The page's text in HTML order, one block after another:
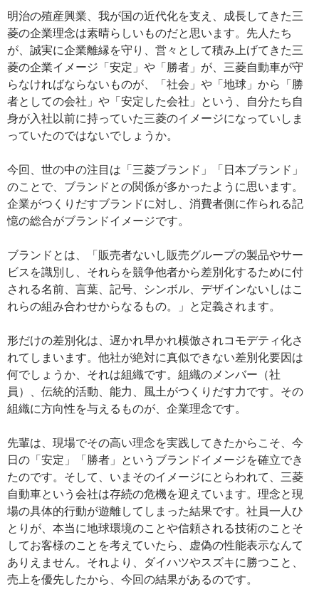
明治の殖産興業、我が国の近代化を支え、成長してきた三
菱の企業理念は素晴らしいものだと思います。先人たち
が、誠実に企業離縁を守り、営々として積み上げてきた三
菱の企業イメージ「安定」や「勝者」が、三菱自動車が守
らなければならないものが、「社会」や「地球」から「勝
者としての会社」や「安定した会社」という、自分たち自
身が入社以前に持っていた三菱のイメージになっていしま
っていたのではないでしょうか。
今回、世の中の注目は「三菱ブランド」「日本ブランド」
のことで、ブランドとの関係が多かったように思います。
企業がつくりだすブランドに対し、消費者側に作られる記
憶の総合がブランドイメージです。
ブランドとは、「販売者ないし販売グループの製品やサー
ビスを識別し、それらを競争他者から差別化するために付
される名前、言葉、記号、シンボル、デザインないしはこ
れらの組み合わせからなるもの。」と定義されます。
形だけの差別化は、遅かれ早かれ模倣されコモデティ化さ
れてしまいます。他社が絶対に真似できない差別化要因は
何でしょうか、それは組織です。組織のメンバー（社
員）、伝統的活動、能力、風土がつくりだす力です。その
組織に方向性を与えるものが、企業理念です。
先輩は、現場でその高い理念を実践してきたからこそ、今
日の「安定」「勝者」というブランドイメージを確立でき
たのです。そして、いまそのイメージにとらわれて、三菱
自動車という会社は存続の危機を迎えています。理念と現
場の具体的行動が遊離してしまった結果です。社員一人ひ
とりが、本当に地球環境のことや信頼される技術のことそ
してお客様のことを考えていたら、虚偽の性能表示なんて
ありえません。それより、ダイハツやスズキに勝つこと、
売上を優先したから、今回の結果があるのです。